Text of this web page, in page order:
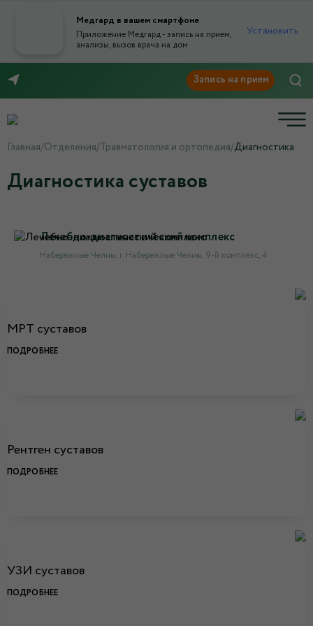
Медгард в вашем смартфоне
Приложение Медгард - запись на прием,
анализы, вызов врача на дом
Установить
Главная/Отделения/Травматология и ортопедия/Диагностика
Диагностика суставов
Лечебно-диагностический комплекс
Набережные Челны, г. Набережные Челны, 9-й комплекс, 4
МРТ суставов
ПОДРОБНЕЕ
Рентген суставов
ПОДРОБНЕЕ
УЗИ суставов
ПОДРОБНЕЕ